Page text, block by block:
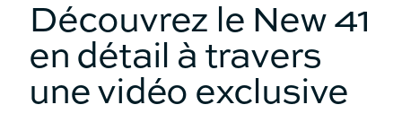
Découvrez le New 41
en détail à travers
une vidéo exclusive
Non
Cuisine
Non
Oui
Non